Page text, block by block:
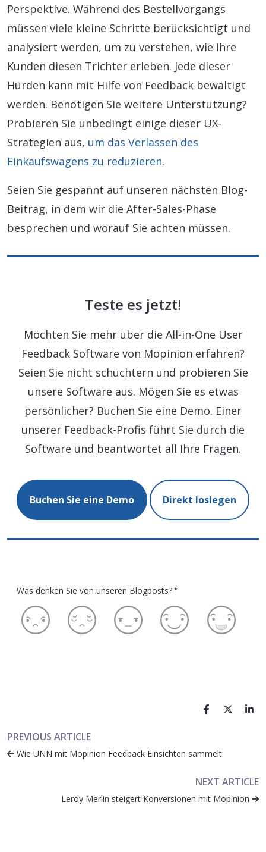
Perspektive. Während des Bestellvorgangs
müssen viele kleine Schritte berücksichtigt und
analysiert werden, um zu verstehen, wie Ihre
Kunden diesen Trichter erleben. Jede dieser
Hürden kann mit Hilfe von Feedback bewältigt
werden. Benötigen Sie weitere Unterstützung?
Probieren Sie unbedingt einige dieser UX-
Strategien aus, um das Verlassen des
Einkaufswagens zu reduzieren.
Seien Sie gespannt auf unseren nächsten Blog-
Beitrag, in dem wir die After-Sales-Phase
besprechen und worauf Sie achten müssen.
Teste es jetzt!
Möchten Sie mehr über die All-in-One User
Feedback Software von Mopinion erfahren?
Seien Sie nicht schüchtern und probieren Sie
unsere Software aus. Mögen Sie es etwas
persönlicher? Buchen Sie eine Demo. Einer
unserer Feedback-Profis führt Sie durch die
Software und beantwortet all Ihre Fragen.
Buchen Sie eine Demo Direkt loslegen
Was denken Sie von unseren Blogposts? *
PREVIOUS ARTICLE
Wie UNN mit Mopinion Feedback Einsichten sammelt
NEXT ARTICLE
Leroy Merlin steigert Konversionen mit Mopinion